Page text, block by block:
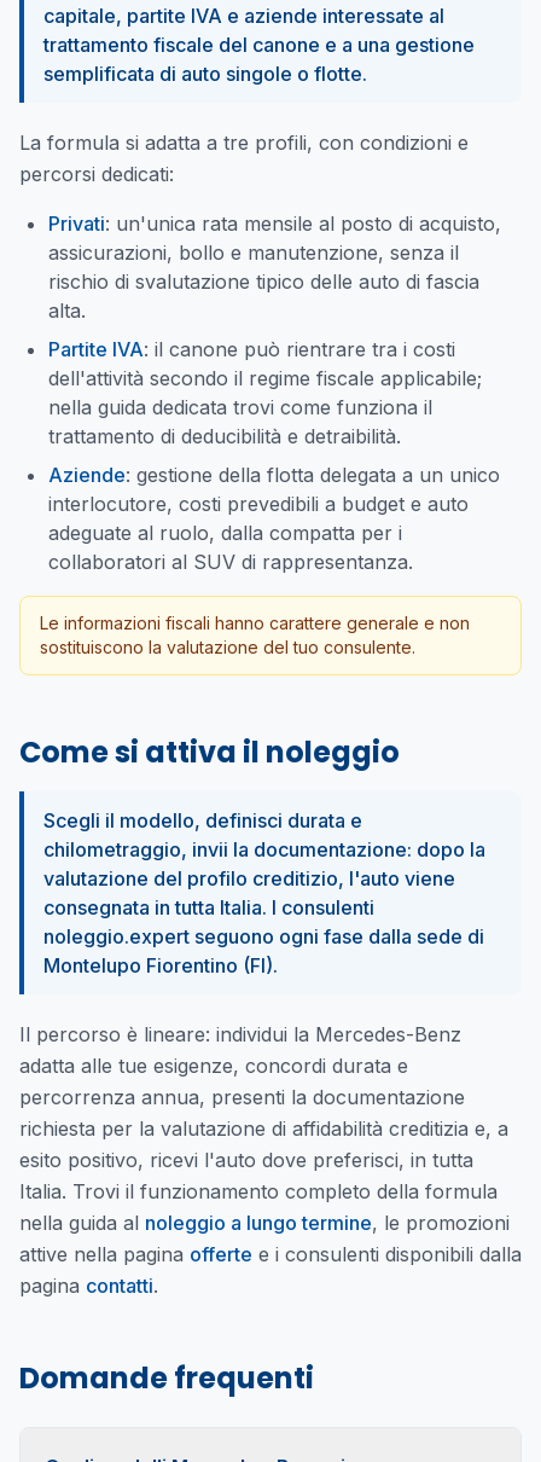
capitale, partite IVA e aziende interessate al
trattamento fiscale del canone e a una gestione
semplificata di auto singole o flotte.
La formula si adatta a tre profili, con condizioni e
percorsi dedicati:
Privati: un'unica rata mensile al posto di acquisto,
assicurazioni, bollo e manutenzione, senza il
rischio di svalutazione tipico delle auto di fascia
alta.
Partite IVA: il canone può rientrare tra i costi
dell'attività secondo il regime fiscale applicabile;
nella guida dedicata trovi come funziona il
trattamento di deducibilità e detraibilità.
Aziende: gestione della flotta delegata a un unico
interlocutore, costi prevedibili a budget e auto
adeguate al ruolo, dalla compatta per i
collaboratori al SUV di rappresentanza.
Le informazioni fiscali hanno carattere generale e non
sostituiscono la valutazione del tuo consulente.
Come si attiva il noleggio
Scegli il modello, definisci durata e
chilometraggio, invii la documentazione: dopo la
valutazione del profilo creditizio, l'auto viene
consegnata in tutta Italia. I consulenti
noleggio.expert seguono ogni fase dalla sede di
Montelupo Fiorentino (FI).
Il percorso è lineare: individui la Mercedes-Benz
adatta alle tue esigenze, concordi durata e
percorrenza annua, presenti la documentazione
richiesta per la valutazione di affidabilità creditizia e, a
esito positivo, ricevi l'auto dove preferisci, in tutta
Italia. Trovi il funzionamento completo della formula
nella guida al noleggio a lungo termine, le promozioni
attive nella pagina offerte e i consulenti disponibili dalla
pagina contatti.
Domande frequenti